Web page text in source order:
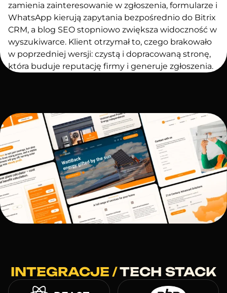
zamienia zainteresowanie w zgłoszenia, formularze i
WhatsApp kierują zapytania bezpośrednio do Bitrix
CRM, a blog SEO stopniowo zwiększa widoczność w
wyszukiwarce. Klient otrzymał to, czego brakowało
w poprzedniej wersji: czystą i dopracowaną stronę,
która buduje reputację firmy i generuje zgłoszenia.
INTEGRACJE /TECH STACK